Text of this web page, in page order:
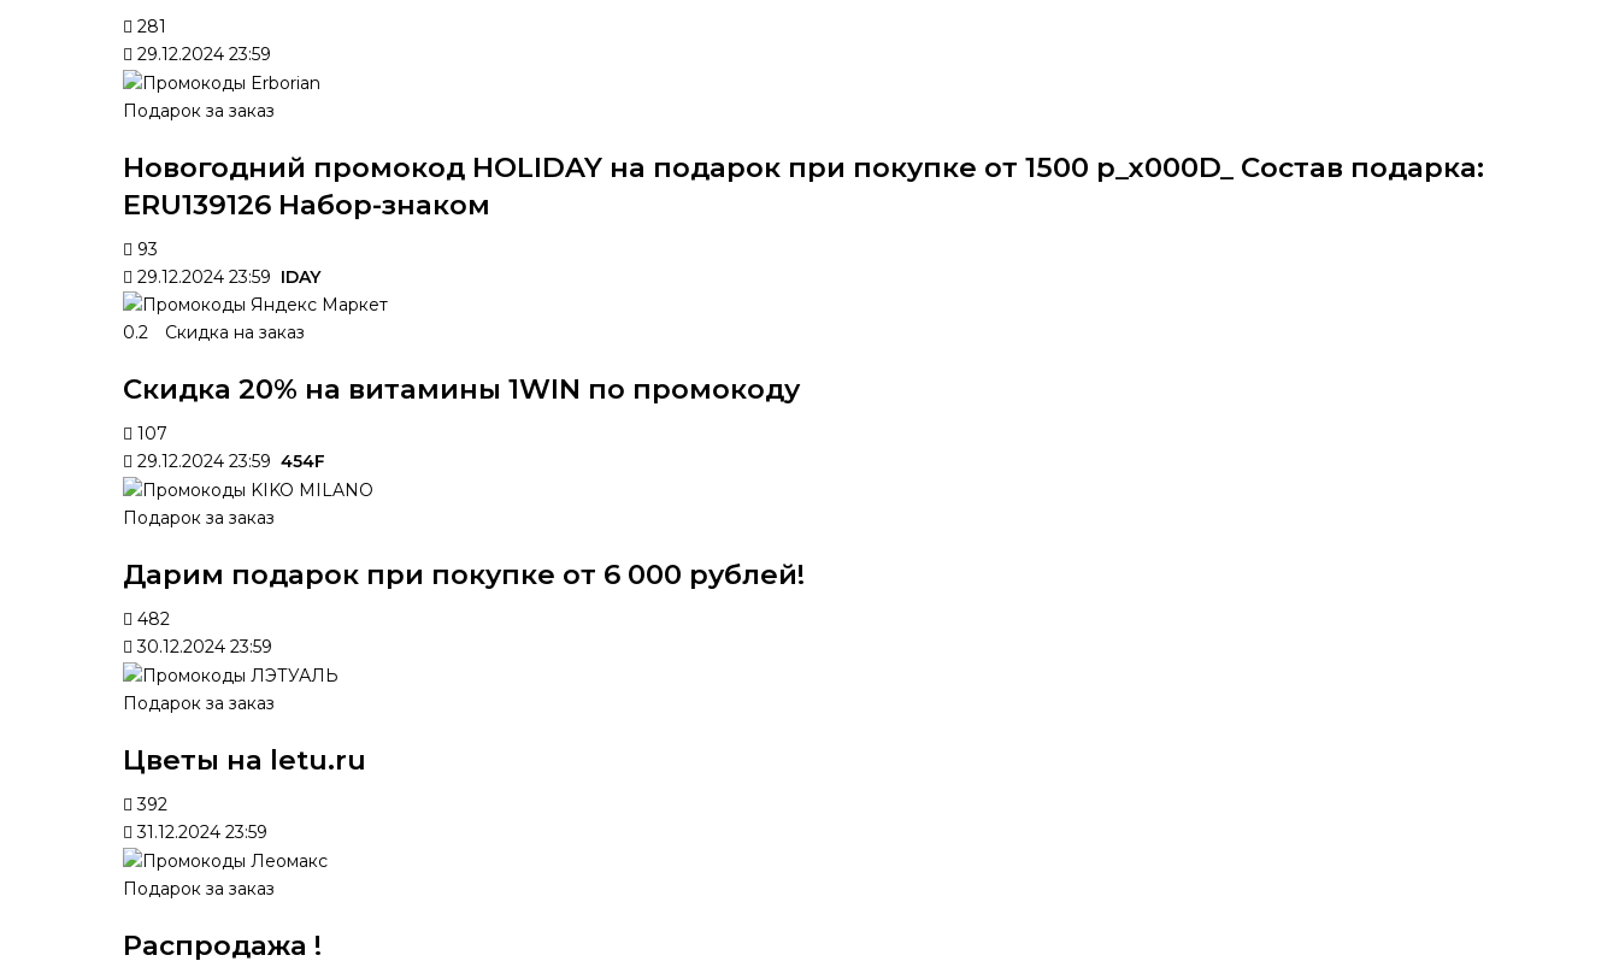
281
29.12.2024 23:59
Подарок за заказ
Новогодний промокод HOLIDAY на подарок при покупке от 1500 р_x000D_ Состав подарка:
ERU139126 Набор-знаком
93
29.12.2024 23:59 IDAY
0.2 Скидка на заказ
Скидка 20% на витамины 1WIN по промокоду
107
29.12.2024 23:59 454F
Подарок за заказ
Дарим подарок при покупке от 6 000 рублей!
482
30.12.2024 23:59
Подарок за заказ
Цветы на letu.ru
392
31.12.2024 23:59
Подарок за заказ
Распродажа !